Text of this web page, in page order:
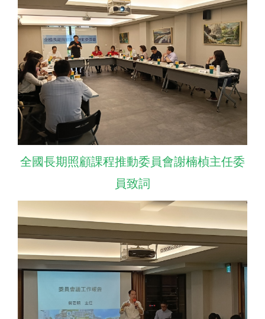
全國長期照顧課程推動委員會謝楠楨主任委
員致詞